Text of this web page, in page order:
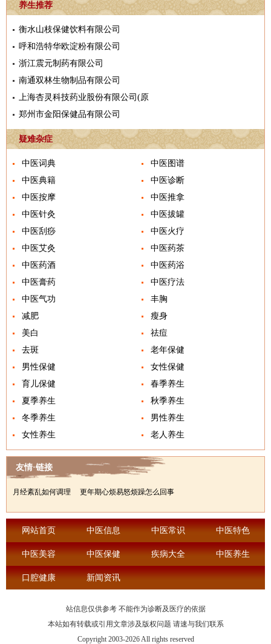
养生推荐
衡水山枝保健饮料有限公司
呼和浩特华欧淀粉有限公司
浙江震元制药有限公司
南通双林生物制品有限公司
上海杏灵科技药业股份有限公司(原
郑州市金阳保健品有限公司
疑难杂症
中医词典
中医图谱
中医典籍
中医诊断
中医按摩
中医推拿
中医针灸
中医拔罐
中医刮痧
中医火疗
中医艾灸
中医药茶
中医药酒
中医药浴
中医膏药
中医疗法
中医气功
丰胸
减肥
瘦身
美白
祛痘
去斑
老年保健
男性保健
女性保健
育儿保健
春季养生
夏季养生
秋季养生
冬季养生
男性养生
女性养生
老人养生
友情·链接
月经紊乱如何调理 更年期心烦易怒烦躁怎么回事
网站首页 中医信息 中医常识 中医特色
中医美容 中医保健 疾病大全 中医养生
口腔健康 新闻资讯
站信息仅供参考 不能作为诊断及医疗的依据
本站如有转载或引用文章涉及版权问题 请速与我们联系
Copyright 2003-2026 All rights reserved